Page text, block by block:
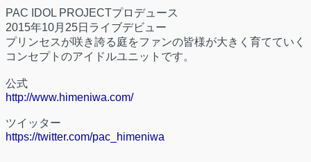
PAC IDOL PROJECTプロデュース
2015年10月25日ライブデビュー
プリンセスが咲き誇る庭をファンの皆様が大きく育てていく
コンセプトのアイドルユニットです。
公式
http://www.himeniwa.com/
ツイッター
https://twitter.com/pac_himeniwa